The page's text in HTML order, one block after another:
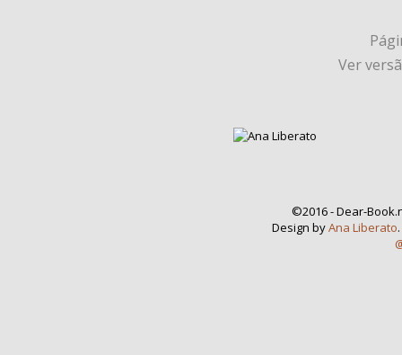
Ver
©2016 - Dear-
Design byAna Liberato